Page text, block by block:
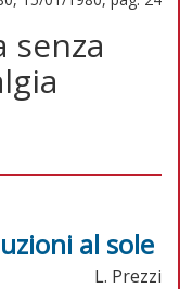
senza
al sole
L. Prezzi